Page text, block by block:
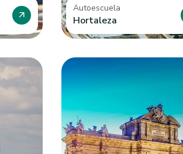
arrow_outward
Autoescuela
Hortaleza